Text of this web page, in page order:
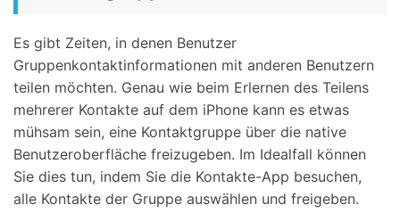
Es gibt Zeiten, in denen Benutzer
Gruppenkontaktinformationen mit anderen Benutzern
teilen möchten. Genau wie beim Erlernen des Teilens
mehrerer Kontakte auf dem iPhone kann es etwas
mühsam sein, eine Kontaktgruppe über die native
Benutzeroberfläche freizugeben. Im Idealfall können
Sie dies tun, indem Sie die Kontakte-App besuchen,
alle Kontakte der Gruppe auswählen und freigeben.